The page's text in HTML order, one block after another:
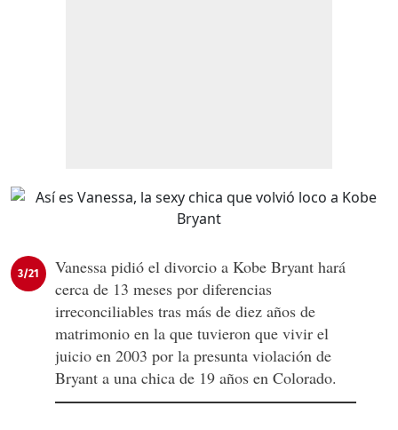
3/21
Vanessa pidió el divorcio a Kobe Bryant hará
cerca de 13 meses por diferencias
irreconciliables tras más de diez años de
matrimonio en la que tuvieron que vivir el
juicio en 2003 por la presunta violación de
Bryant a una chica de 19 años en Colorado.